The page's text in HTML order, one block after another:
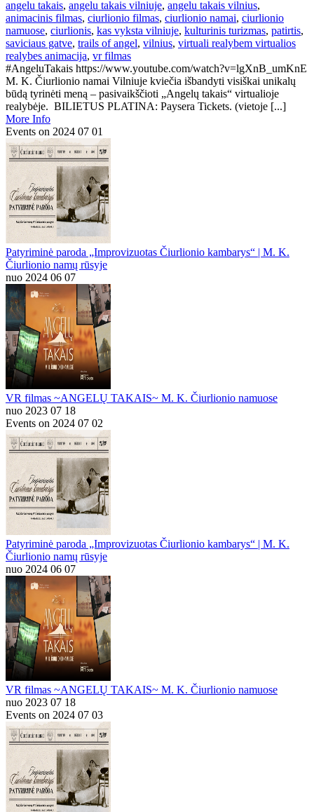
angelu takais, angelu takais vilniuje, angelu takais vilnius,
animacinis filmas, ciurlionio filmas, ciurlionio namai, ciurlionio
namuose, ciurlionis, kas vyksta vilniuje, kulturinis turizmas, patirtis,
saviciaus gatve, trails of angel, vilnius, virtuali realybem virtualios
realybes animacija, vr filmas
#AngeluTakais https://www.youtube.com/watch?v=lgXnB_umKnE
M. K. Čiurlionio namai Vilniuje kviečia išbandyti visiškai unikalų
būdą tyrinėti meną – pasivaikščioti „Angelų takais“ virtualioje
realybėje. BILIETUS PLATINA: Paysera Tickets. (vietoje [...]
More Info
Events on 2024 07 01
Patyriminė paroda „Improvizuotas Čiurlionio kambarys“ | M. K.
Čiurlionio namų rūsyje
nuo 2024 06 07
VR filmas ~ANGELŲ TAKAIS~ M. K. Čiurlionio namuose
nuo 2023 07 18
Events on 2024 07 02
Patyriminė paroda „Improvizuotas Čiurlionio kambarys“ | M. K.
Čiurlionio namų rūsyje
nuo 2024 06 07
VR filmas ~ANGELŲ TAKAIS~ M. K. Čiurlionio namuose
nuo 2023 07 18
Events on 2024 07 03